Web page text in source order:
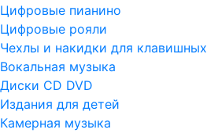
Цифровые пианино
Цифровые рояли
Чехлы и накидки для клавишных
Вокальная музыка
Диски CD DVD
Издания для детей
Камерная музыка